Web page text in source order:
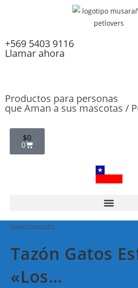
+569 5403 9116
Llamar ahora
Productos para personas
que Aman a sus mascotas /
$0
0
Seleccionado:
Tazón Gatos
«Los…